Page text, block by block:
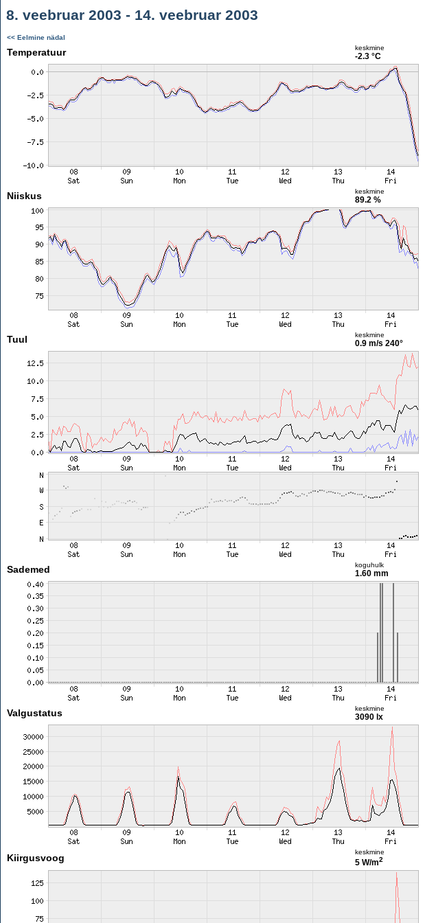
8. veebruar 2003 - 14. veebruar 2003
<< Eelmine nädal
Temperatuur keskmine
-2.3 °C
Niiskus keskmine
89.2 %
Tuul keskmine
0.9 m/s 240°
Sademed koguhulk
1.60 mm
Valgustatus keskmine
3090 lx
Kiirgusvoog
keskmine
5 W/m2